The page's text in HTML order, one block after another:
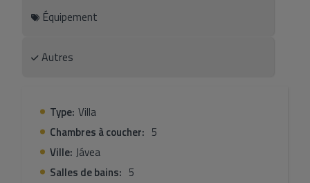
Équipement
Autres
Type: Villa
Chambres à coucher: 5
Ville: Jávea
Salles de bains: 5